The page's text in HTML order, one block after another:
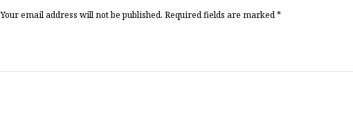
Your email address will not be published. Required fields are marked*